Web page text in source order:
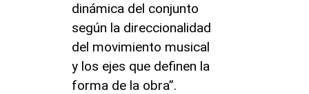
dinámica del conjunto
según la direccionalidad
del movimiento musical
y los ejes que definen la
forma de la obra”.